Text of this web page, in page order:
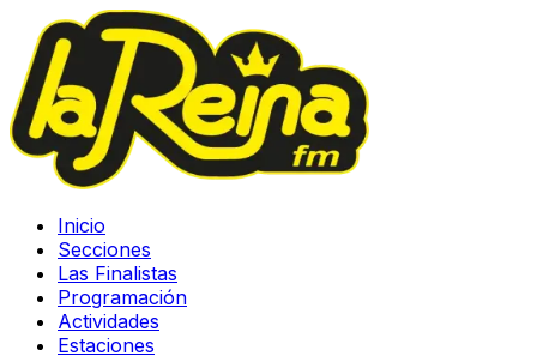
Inicio
Secciones
Las Finalistas
Programación
Actividades
Estaciones